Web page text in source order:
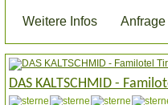
Weitere Infos
DAS KALTSCHMID -